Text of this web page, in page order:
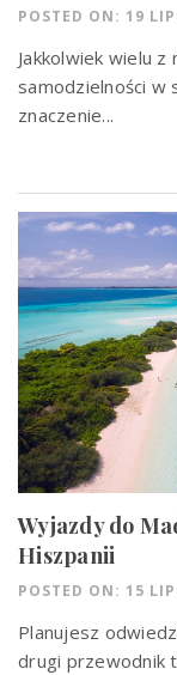
POSTED ON: 19
Jakkolwiek wielu
samodzielności w
znaczenie...
Wyjazdy do
Hiszpanii
POSTED ON: 15
Planujesz
drugi przewodnik